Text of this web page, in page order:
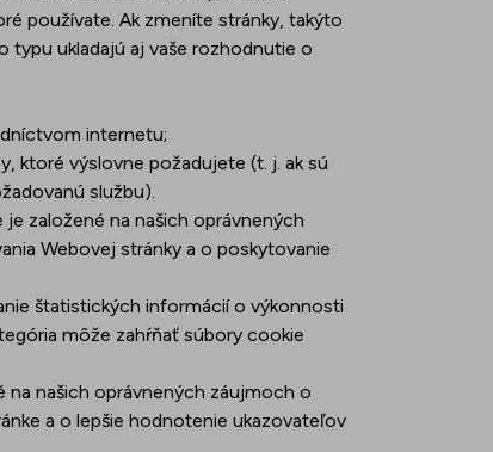
používate. Ak zmeníte stránky, takýto
ukladajú aj vaše rozhodnutie o
internetu;
ktoré výslovne požadujete (t. j. ak sú
službu).
založené na našich oprávnených
Webovej stránky a o poskytovanie
štatistických informácií o výkonnosti
môže zahŕňať súbory cookie
na našich oprávnených záujmoch o
a o lepšie hodnotenie ukazovateľov